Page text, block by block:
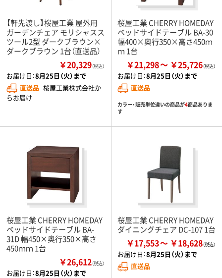
【軒先渡し】桜屋工業 屋外用
ガーデンチェア モリシャスス
ツール2型 ダークブラウン×
ダークブラウン 1台（直送品）
￥20,329（税込）
お届け日：8月25日（火）まで
直送品 桜屋工業株式会社か
らお届け
桜屋工業 CHERRY HOMEDAY
ベッドサイドテーブル BA-30
幅400×奥行350×高さ450ｍ
ｍ 1台
￥21,298 ￥25,726
お届け日：8月25日（火）まで
直送品
カラー・販売単位違いの商品が4商品ありま
す
桜屋工業 CHERRY HOMEDAY
ベッドサイドテーブル BA-
31D 幅450×奥行350×高さ
450ｍｍ 1台
￥26,612（税込）
お届け日：8月25日（火）まで
桜屋工業 CHERRY HOMEDAY
ダイニングチェア DC-107 1台
￥17,553 ￥18,628
お届け日：8月25日（火）まで
直送品